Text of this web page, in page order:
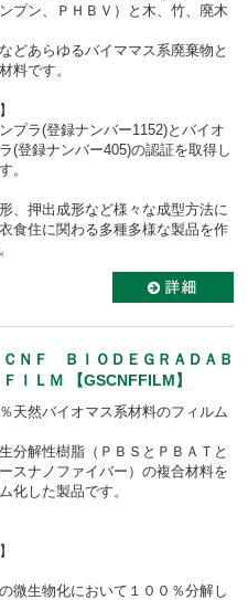
プン、ＰＨＢＶ）と木、竹、廃木
どあらゆるバイママス系廃棄物と
料です。
プラ(登録ナンバー1152)とバイオ
(登録ナンバー405)の認証を取得し
。
、押出成形など様々な成型方法に
食住に関わる多種多様な製品を作
ＮＦ ＢＩＯＤＥＧＲＡＤＡＢ
ＩＬＭ 【GSCNFFILM】
天然バイオマス系材料のフィルム
分解性樹脂（ＰＢＳとＰＢＡＴと
スナノファイバー）の複合材料を
化した製品です。
微生物化において１００％分解し